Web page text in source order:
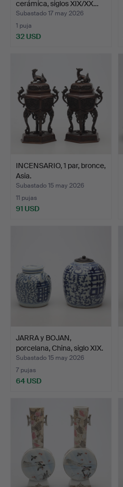
cerámica, siglos XIX/XX…
Subastado 17 may 2026
1 puja
32 USD
INCENSARIO, 1 par, bronce,
Asia.
Subastado 15 may 2026
11 pujas
91 USD
JARRA y BOJAN,
porcelana, China, siglo XIX.
Subastado 15 may 2026
7 pujas
64 USD